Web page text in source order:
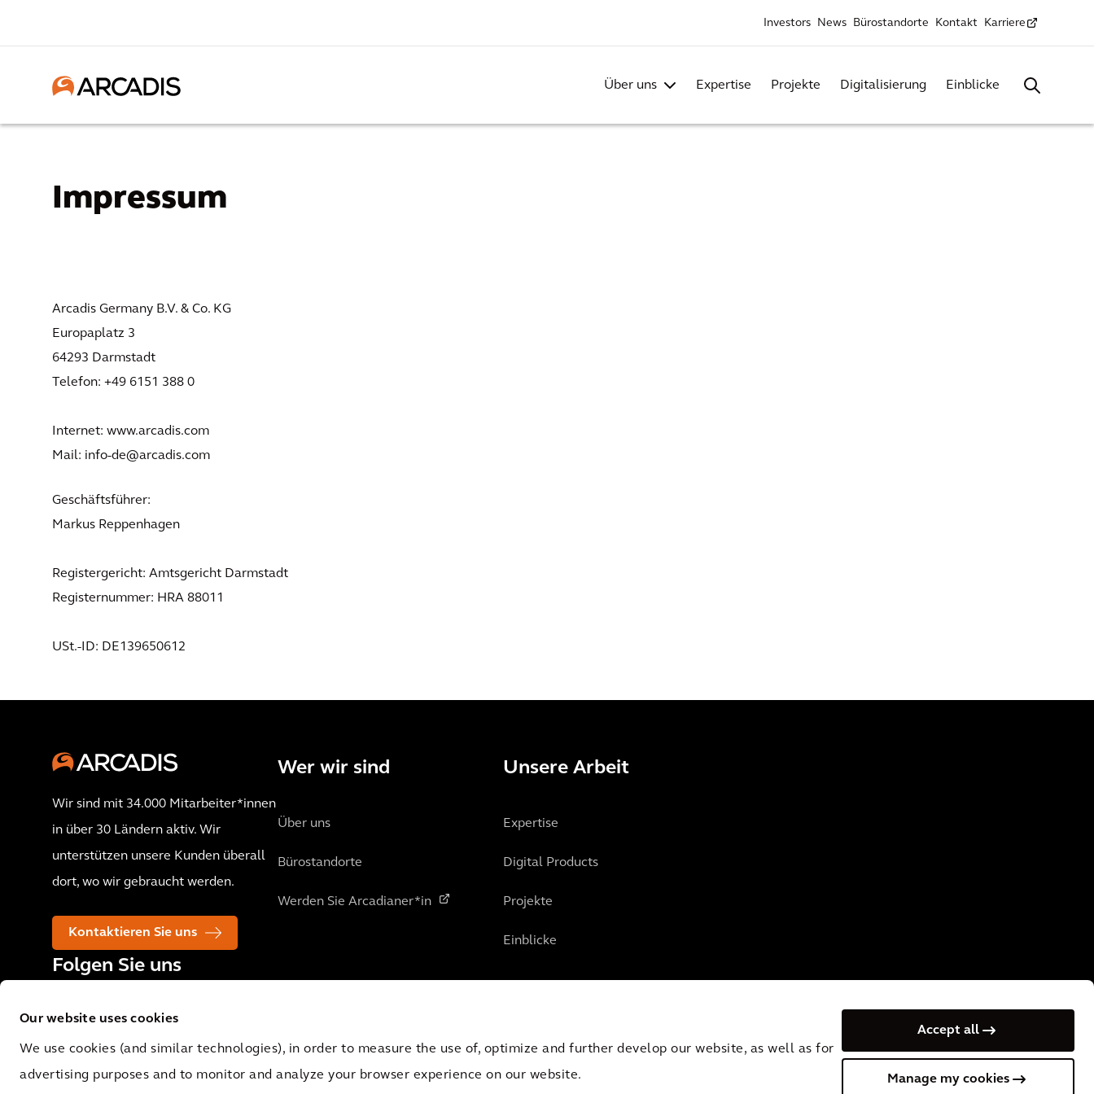
Our website uses cookies
We use cookies (and similar technologies), in order to measure the use of, optimize and further develop our website, as well as for
advertising purposes and to monitor and analyze your browser experience on our website.
Accept all
Manage my cookies
Investors News Bürostandorte Kontakt Karriere
Über uns Expertise Projekte Digitalisierung Einblicke
Impressum
Arcadis Germany B.V. & Co. KG
Europaplatz 3
64293 Darmstadt
Telefon: +49 6151 388 0
Internet: www.arcadis.com
Mail: info-de@arcadis.com
Geschäftsführer:
Markus Reppenhagen
Registergericht: Amtsgericht Darmstadt
Registernummer: HRA 88011
USt.-ID: DE139650612
Wir sind mit 34.000 Mitarbeiter*innen
in über 30 Ländern aktiv. Wir
unterstützen unsere Kunden überall
dort, wo wir gebraucht werden.
Kontaktieren Sie uns
Folgen Sie uns
Wer wir sind
Über uns
Bürostandorte
Werden Sie Arcadianer*in
Unsere Arbeit
Expertise
Digital Products
Projekte
Einblicke